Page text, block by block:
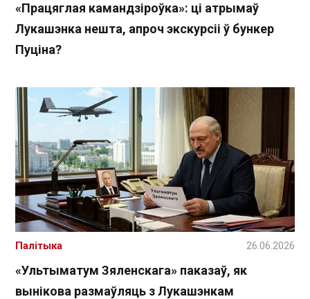
«Працяглая камандзіроўка»: ці атрымаў
Лукашэнка нешта, апроч экскурсіі ў бункер
Пуціна?
«Ультыматум Зяленскага» паказаў, як
вынікова размаўляць з Лукашэнкам
Палітыка 26.06.2026